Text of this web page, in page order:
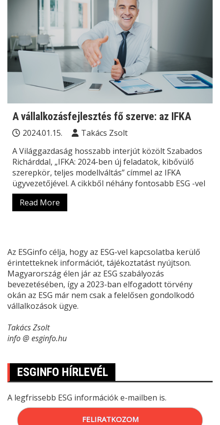
A vállalkozásfejlesztés fő szerve: az IFKA
2024.01.15.
Takács Zsolt
A Világgazdaság hosszabb interjút közölt Szabados
Richárddal, „IFKA: 2024-ben új feladatok, kibővülő
szerepkör, teljes modellváltás” címmel az IFKA
ügyvezetőjével. A cikkből néhány fontosabb ESG -vel
Read More
Az ESGinfo célja, hogy az ESG-vel kapcsolatba kerülő
érintetteknek információt, tájékoztatást nyújtson.
Magyarország élen jár az ESG szabályozás
bevezetésében, így a 2023-ban elfogadott törvény
okán az ESG már nem csak a felelősen gondolkodó
vállalkozások ügye.
Takács Zsolt
info @ esginfo.hu
ESGINFO HÍRLEVÉL
A legfrissebb ESG információk e-mailben is.
FELIRATKOZOM